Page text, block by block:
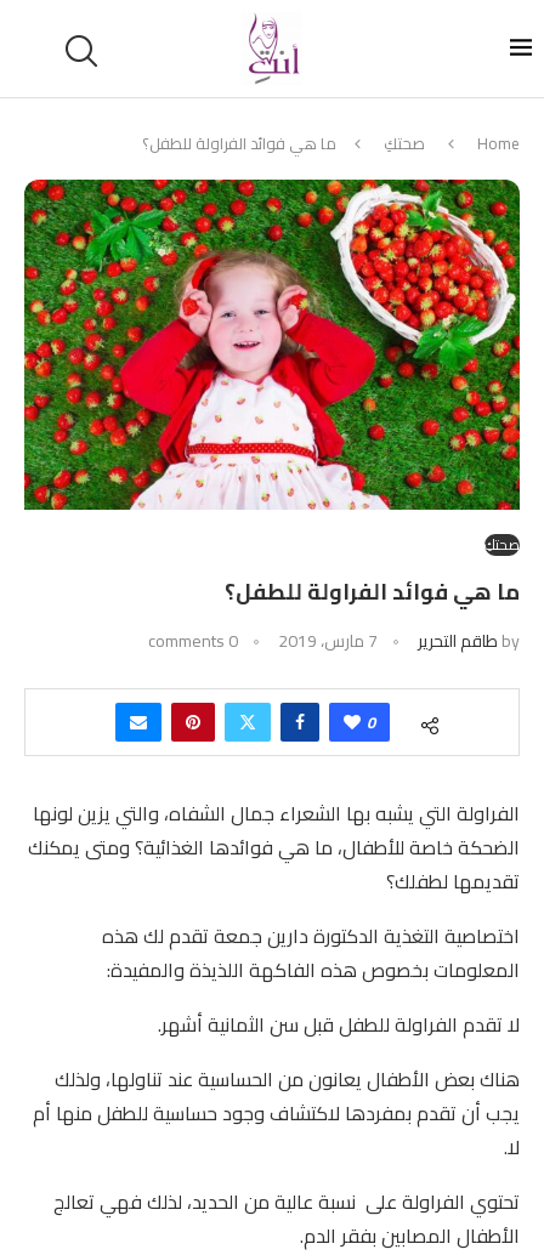
Home صحتكِ ما هي فوائد الفراولة للطفل؟
صحتكِ
ما هي فوائد الفراولة للطفل؟
byطاقم التحرير 7 مارس، 2019 0 comments
0
الفراولة التي يشبه بها الشعراء جمال الشفاه، والتي يزين لونها
الضحكة خاصة للأطفال، ما هي فوائدها الغذائية؟ ومتى يمكنك
تقديمها لطفلك؟
اختصاصية التغذية الدكتورة دارين جمعة تقدم لك هذه
المعلومات بخصوص هذه الفاكهة اللذيذة والمفيدة:
لا تقدم الفراولة للطفل قبل سن الثمانية أشهر.
هناك بعض الأطفال يعانون من الحساسية عند تناولها، ولذلك
يجب أن تقدم بمفردها لاكتشاف وجود حساسية للطفل منها أم
لا.
تحتوي الفراولة على نسبة عالية من الحديد، لذلك فهي تعالج
الأطفال المصابين بفقر الدم.